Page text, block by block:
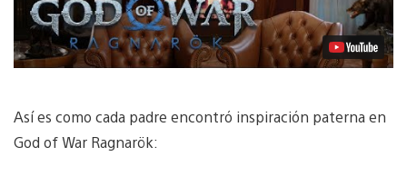
Así es como cada padre encontró inspiración paterna en
God of War Ragnarök: